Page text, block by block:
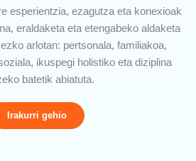
esperientzia, ezagutza eta konexioak
eraldaketa eta etengabeko aldaketa
arlotan: pertsonala, familiakoa,
ikuspegi holistiko eta diziplina
batetik abiatuta.
Irakurri gehio